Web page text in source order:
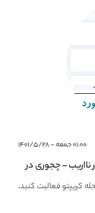
۰۱:۰۰ جمعه - ۱۴۰۱/۵/۲۸
– چجوری در
کریپتو فعالیت کنید،